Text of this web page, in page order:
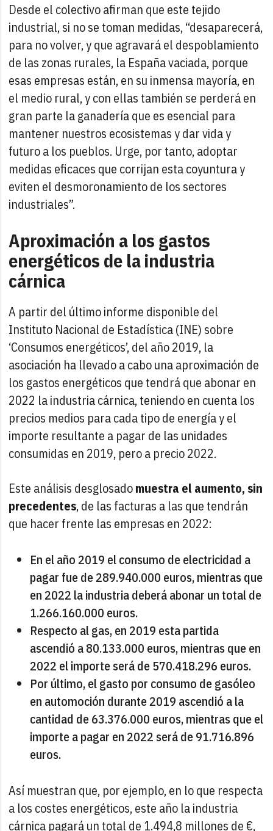
Desde el colectivo afirman que este tejido
industrial, si no se toman medidas, “desaparecerá,
para no volver, y que agravará el despoblamiento
de las zonas rurales, la España vaciada, porque
esas empresas están, en su inmensa mayoría, en
el medio rural, y con ellas también se perderá en
gran parte la ganadería que es esencial para
mantener nuestros ecosistemas y dar vida y
futuro a los pueblos. Urge, por tanto, adoptar
medidas eficaces que corrijan esta coyuntura y
eviten el desmoronamiento de los sectores
industriales”.
Aproximación a los gastos
energéticos de la industria
cárnica
A partir del último informe disponible del
Instituto Nacional de Estadística (INE) sobre
‘Consumos energéticos’, del año 2019, la
asociación ha llevado a cabo una aproximación de
los gastos energéticos que tendrá que abonar en
2022 la industria cárnica, teniendo en cuenta los
precios medios para cada tipo de energía y el
importe resultante a pagar de las unidades
consumidas en 2019, pero a precio 2022.
Este análisis desglosadomuestra el aumento, sin
precedentes, de las facturas a las que tendrán
que hacer frente las empresas en 2022:
En el año 2019 el consumo de electricidad a
pagar fue de 289.940.000 euros, mientras que
en 2022 la industria deberá abonar un total de
1.266.160.000 euros.
Respecto al gas, en 2019 esta partida
ascendió a 80.133.000 euros, mientras que en
2022 el importe será de 570.418.296 euros.
Por último, el gasto por consumo de gasóleo
en automoción durante 2019 ascendió a la
cantidad de 63.376.000 euros, mientras que el
importe a pagar en 2022 será de 91.716.896
euros.
Así muestran que, por ejemplo, en lo que respecta
a los costes energéticos, este año la industria
cárnica pagará un total de 1.494,8 millones de €,